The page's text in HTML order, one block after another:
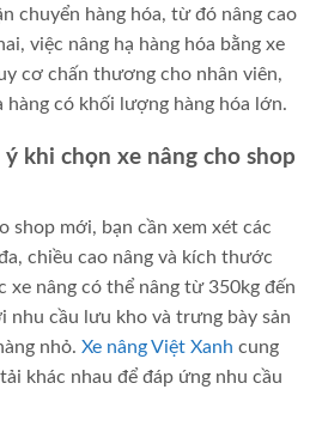
chuyển hàng hóa, từ đó nâng cao
việc nâng hạ hàng hóa bằng xe
cơ chấn thương cho nhân viên,
có khối lượng hàng hóa lớn.
khi chọn xe nâng cho shop
shop mới, bạn cần xem xét các
chiều cao nâng và kích thước
xe nâng có thể nâng từ 350kg đến
nhu cầu lưu kho và trưng bày sản
nhỏ. Xe nâng Việt Xanh cung
khác nhau để đáp ứng nhu cầu